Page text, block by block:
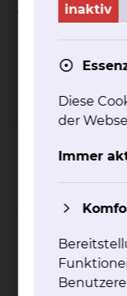
entnehmen Sie
inaktiv
Diese
der
Immer